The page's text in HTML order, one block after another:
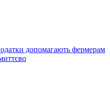
допомагають фермерам